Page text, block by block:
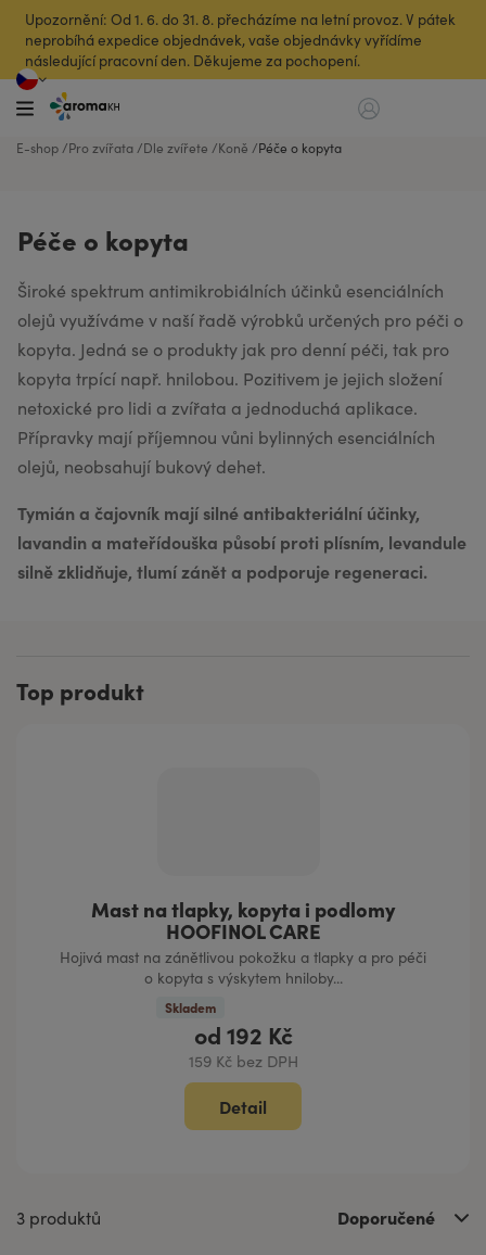
Upozornění: Od 1. 6. do 31. 8. přecházíme na letní provoz. V pátek
neprobíhá expedice objednávek, vaše objednávky vyřídíme
následující pracovní den. Děkujeme za pochopení.
E-shop Pro zvířata Dle zvířete Koně Péče o kopyta
Péče o kopyta
Široké spektrum antimikrobiálních účinků esenciálních
olejů využíváme v naší řadě výrobků určených pro péči o
kopyta. Jedná se o produkty jak pro denní péči, tak pro
kopyta trpící např. hnilobou. Pozitivem je jejich složení
netoxické pro lidi a zvířata a jednoduchá aplikace.
Přípravky mají příjemnou vůni bylinných esenciálních
olejů, neobsahují bukový dehet.
Tymián a čajovník mají silné antibakteriální účinky,
lavandin a mateřídouška působí proti plísním, levandule
silně zklidňuje, tlumí zánět a podporuje regeneraci.
Top produkt
Mast na tlapky, kopyta i podlomy
HOOFINOL CARE
Hojivá mast na zánětlivou pokožku a tlapky a pro péči
o kopyta s výskytem hniloby...
Skladem
od192 Kč
159 Kč bez DPH
Detail
3 produktů Doporučené